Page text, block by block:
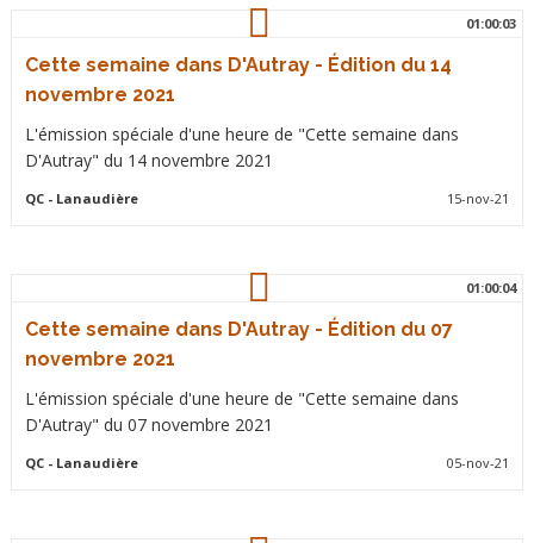
01:00:03
Cette semaine dans D'Autray - Édition du 14
novembre 2021
L'émission spéciale d'une heure de "Cette semaine dans
D'Autray" du 14 novembre 2021
QC- Lanaudière 15-nov-21
01:00:04
Cette semaine dans D'Autray - Édition du 07
novembre 2021
L'émission spéciale d'une heure de "Cette semaine dans
D'Autray" du 07 novembre 2021
QC- Lanaudière 05-nov-21